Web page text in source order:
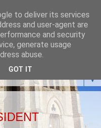
▼
to deliver its services
and user-agent are
and security
generate usage
abuse.
GOT IT